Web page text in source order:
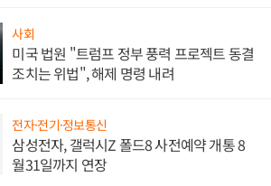
사회
미국 법원 "트럼프 정부 풍력 프로젝트 동결
조치는 위법", 해제 명령 내려
전자·전기·정보통신
삼성전자, 갤럭시Z 폴드8 사전예약 개통 8
월31일까지 연장